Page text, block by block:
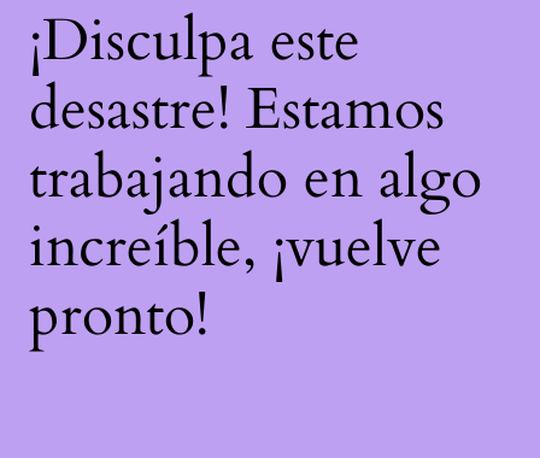
¡Disculpa este
desastre! Estamos
trabajando en algo
increíble, ¡vuelve
pronto!